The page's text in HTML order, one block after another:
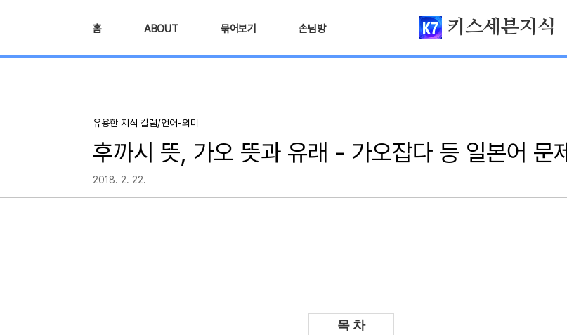
키스세븐지식
홈 ABOUT 묶어보기 손님방
유용한 지식 칼럼/언어-의미
후까시 뜻, 가오 뜻과 유래 - 가오잡다 등 일본어 문제
2018. 2. 22.